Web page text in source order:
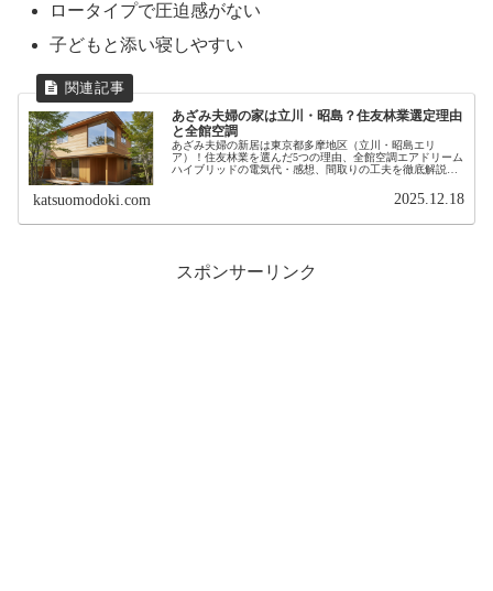
ロータイプで圧迫感がない
子どもと添い寝しやすい
あざみ夫婦の家は立川・昭島？住友林業選定理由
と全館空調
あざみ夫婦の新居は東京都多摩地区（立川・昭島エリ
ア）！住友林業を選んだ5つの理由、全館空調エアドリーム
ハイブリッドの電気代・感想、間取りの工夫を徹底解説。
katsuomodoki.com 2025.12.18
スポンサーリンク